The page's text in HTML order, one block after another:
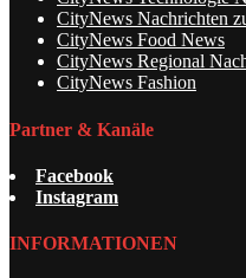
CityNews Nachrichten
CityNews Food News
CityNews Regional
CityNews Fashion
Partner & Kanäle
Facebook
Instagram
INFORMATIONEN